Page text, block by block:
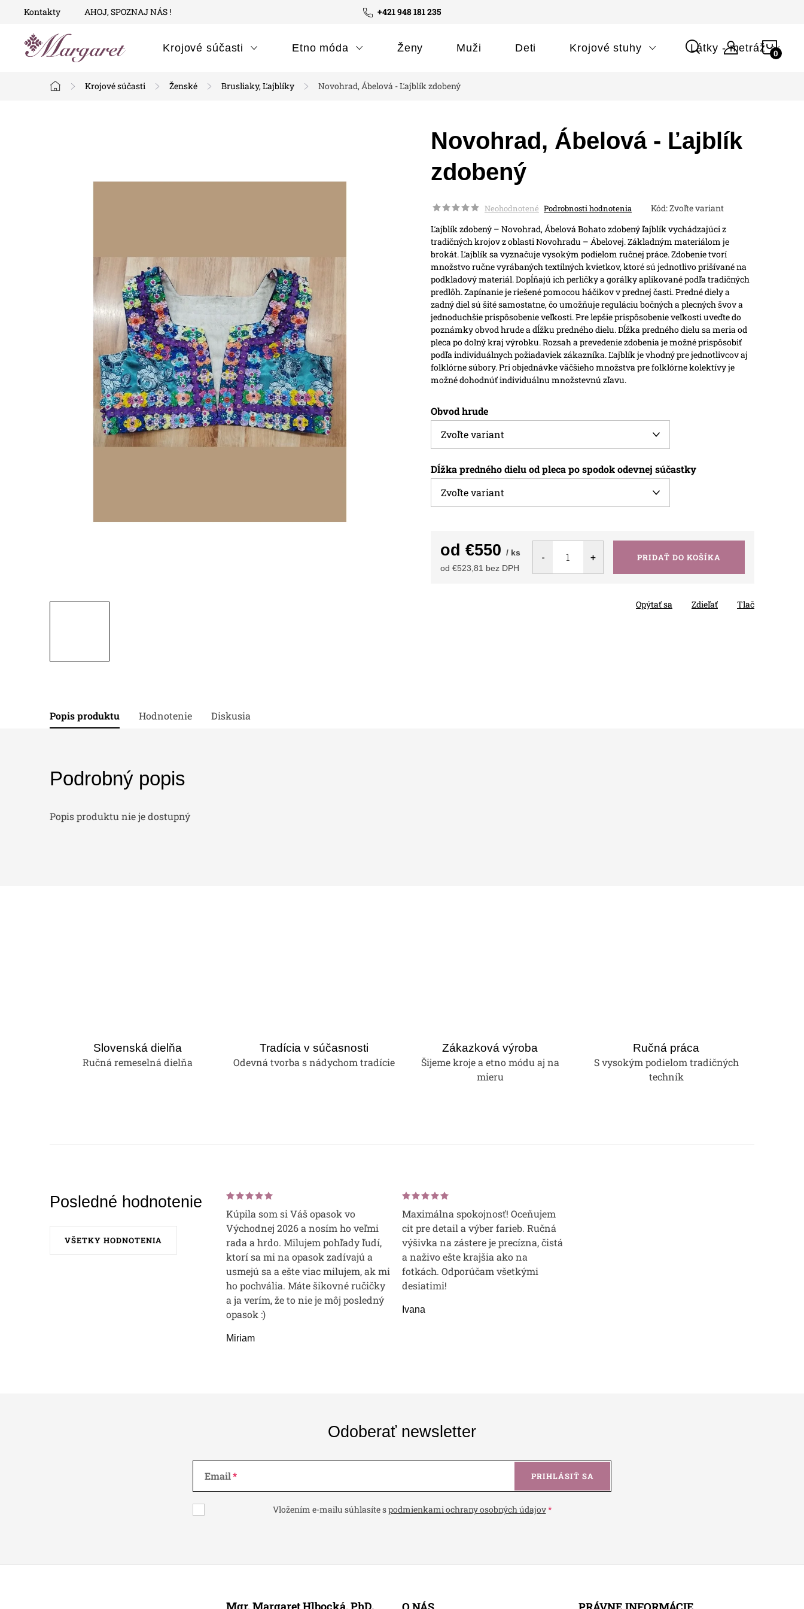
Prejsť
+421 948 181 235
Kontakty AHOJ, SPOZNAJ NÁS !
Krojové súčasti Etno móda Ženy Muži Deti Krojové stuhy Látky - metráž
Domov
Krojové súčasti Ženské Brusliaky, Ľajblíky Novohrad, Ábelová - Ľajblík zdobený
Novohrad, Ábelová - Ľajblík
zdobený
Neohodnotené Podrobnosti hodnotenia Kód:Zvoľte variant
Ľajblík zdobený – Novohrad, Ábelová Bohato zdobený ľajblík vychádzajúci z
tradičných krojov z oblasti Novohradu – Ábelovej. Základným materiálom je
brokát.Ľajblík sa vyznačuje vysokým podielom ručnej práce. Zdobenie tvorí
množstvo ručne vyrábaných textilných kvietkov, ktoré sú jednotlivo prišívané na
podkladový materiál. Dopĺňajú ich perličky a gorálky aplikované podľa tradičných
predlôh.Zapínanie je riešené pomocou háčikov v prednej časti. Predné diely a
zadný diel sú šité samostatne, čo umožňuje reguláciu bočných a plecných švov a
jednoduchšie prispôsobenie veľkosti.Pre lepšie prispôsobenie veľkosti uveďte do
poznámky obvod hrude a dĺžku predného dielu. Dĺžka predného dielu sa meria od
pleca po dolný kraj výrobku.Rozsah a prevedenie zdobenia je možné prispôsobiť
podľa individuálnych požiadaviek zákazníka.Ľajblík je vhodný pre jednotlivcov aj
folklórne súbory. Pri objednávke väčšieho množstva pre folklórne kolektívy je
možné dohodnúť individuálnu množstevnú zľavu.
Obvod hrude
Dĺžka predného dielu od pleca po spodok odevnej súčastky
od €550 / ks
od €523,81 bez DPH
PRIDAŤ DO KOŠÍKA
Tlač
Opýtať sa Zdieľať
Popis produktu Hodnotenie Diskusia
Podrobný popis
Popis produktu nie je dostupný
Slovenská dielňa
Ručná remeselná dielňa
Tradícia v súčasnosti
Odevná tvorba s nádychom tradície
Zákazková výroba
Šijeme kroje a etno módu aj na
mieru
Ručná práca
S vysokým podielom tradičných
techník
Posledné hodnotenie
VŠETKY HODNOTENIA
Kúpila som si Váš opasok vo
Východnej 2026 a nosím ho veľmi
rada a hrdo. Milujem pohľady ľudí,
ktorí sa mi na opasok zadívajú a
usmejú sa a ešte viac milujem, ak mi
ho pochvália. Máte šikovné ručičky
a ja verím, že to nie je môj posledný
opasok :)
Miriam
Maximálna spokojnosť! Oceňujem
cit pre detail a výber farieb. Ručná
výšivka na zástere je precízna, čistá
a naživo ešte krajšia ako na
fotkách. Odporúčam všetkými
desiatimi!
Ivana
Odoberať newsletter
Email
Vložením e-mailu súhlasíte spodmienkami ochrany osobných údajov
PRIHLÁSIŤ SA